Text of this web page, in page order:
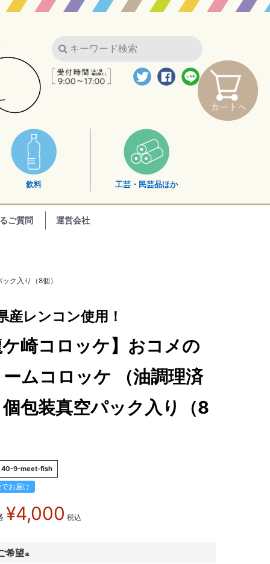
飲料 工芸・民芸品ほか
ご質問 運営会社
ク入り（8個）
産レンコン使用！
ケ崎コロッケ】おコメの
ムコロッケ （油調理済
包装真空パック入り（8
40-9-meet-fish
お届け
¥4,000 税込
希望